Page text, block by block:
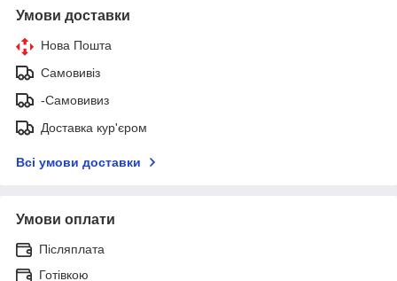
Умови доставки
Нова Пошта
Самовивіз
-Самовивиз
Доставка кур'єром
Всі умови доставки
Умови оплати
Післяплата
Готівкою